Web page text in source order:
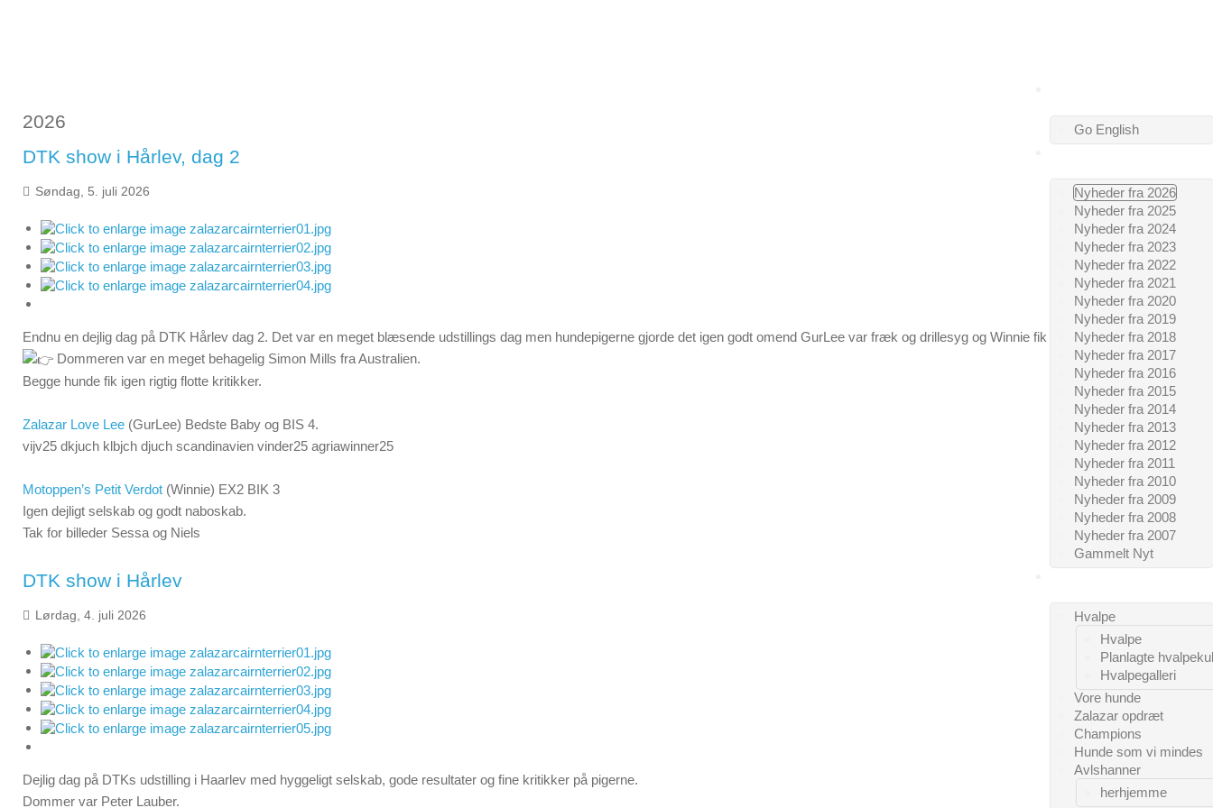
Go English
Nyheder fra 2026
Nyheder fra 2025
Nyheder fra 2024
Nyheder fra 2023
Nyheder fra 2022
Nyheder fra 2021
Nyheder fra 2020
Nyheder fra 2019
Nyheder fra 2018
Nyheder fra 2017
Nyheder fra 2016
Nyheder fra 2015
Nyheder fra 2014
Nyheder fra 2013
Nyheder fra 2012
Nyheder fra 2011
Nyheder fra 2010
Nyheder fra 2009
Nyheder fra 2008
Nyheder fra 2007
Gammelt Nyt
Hvalpe
Hvalpe
Planlagte
Hvalpegalleri
Vore hunde
Zalazar opdræt
Champions
Hunde som vi mindes
Avlshanner
herhjemme
2026
DTK show i Hårlev, dag 2
Søndag, 5. juli 2026
Endnu en dejlig dag på DTK Hårlev dag 2. Det var en meget blæsende udstillings dag men hundepigerne gjorde det igen godt omend GurLee var fræk og drillesyg og Winnie fik fat i min pegefinger.
Dommeren var en meget behagelig Simon Mills fra Australien.
Begge hunde fik igen rigtig flotte kritikker.
Zalazar Love Lee (GurLee) Bedste Baby og BIS 4.
vijv25 dkjuch klbjch djuch scandinavien vinder25 agriawinner25
Motoppen’s Petit Verdot (Winnie) EX2 BIK 3
Igen dejligt selskab og godt naboskab.
Tak for billeder Sessa og Niels
DTK show i Hårlev
Lørdag, 4. juli 2026
Dejlig dag på DTKs udstilling i Haarlev med hyggeligt selskab, gode resultater og fine kritikker på pigerne.
Dommer var Peter Lauber.